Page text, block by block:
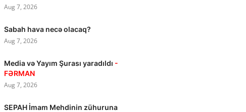
Aug 7, 2026
Sabah hava necə olacaq?
Aug 7, 2026
Media və Yayım Şurası yaradıldı -
FƏRMAN
Aug 7, 2026
SEPAH İmam Mehdinin zühuruna